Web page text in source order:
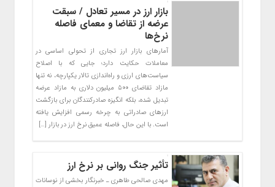
بازار ارز در مسیر تعادل / سبقت
عرضه از تقاضا و معمای فاصله
نرخ‌ها
آمارهای بازار ارز تجاری از تحولی اساسی در
معاملات حکایت دارد؛ جایی که با اصلاح
سیاست‌های ارزی و راه‌اندازی تالار یکپارچه، نه تنها
مازاد تقاضای ۵۰۰ میلیون دلاری به مازاد عرضه
تبدیل شده، بلکه انگیزه صادرکنندگان برای بازگشت
ارزهای صادراتی به چرخه رسمی افزایش یافته
است. با این حال، فاصله عمیق نرخ ارز در بازار […]
تأثیر جنگ روانی بر نرخ ارز
مهدی صالحی طاهری ـ خبرنگار بخشی از نوسانات